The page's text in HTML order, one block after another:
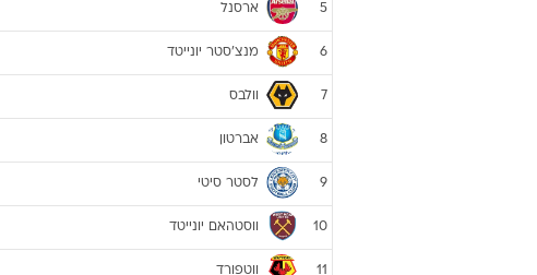
5 ארסנל
6 מנצ'סטר יונייטד
7 וולבס
8 אברטון
9 לסטר סיטי
10 ווסטהאם יונייטד
11 ווטפורד